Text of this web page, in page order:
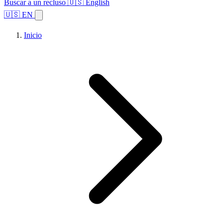
Buscar a un recluso 🇺🇸 English
🇺🇸 EN
Inicio